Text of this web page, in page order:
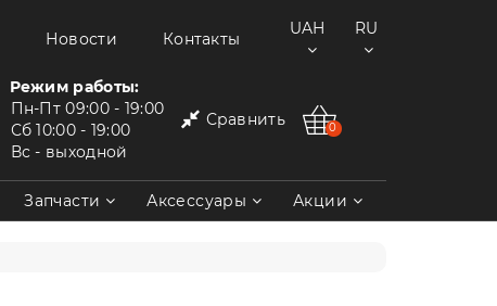
Новости Контакты
UAH RU
Режим работы:
Пн-Пт 09:00 - 19:00
Сб 10:00 - 19:00
Вс - выходной
Сравнить 0
Запчасти Аксессуары Акции